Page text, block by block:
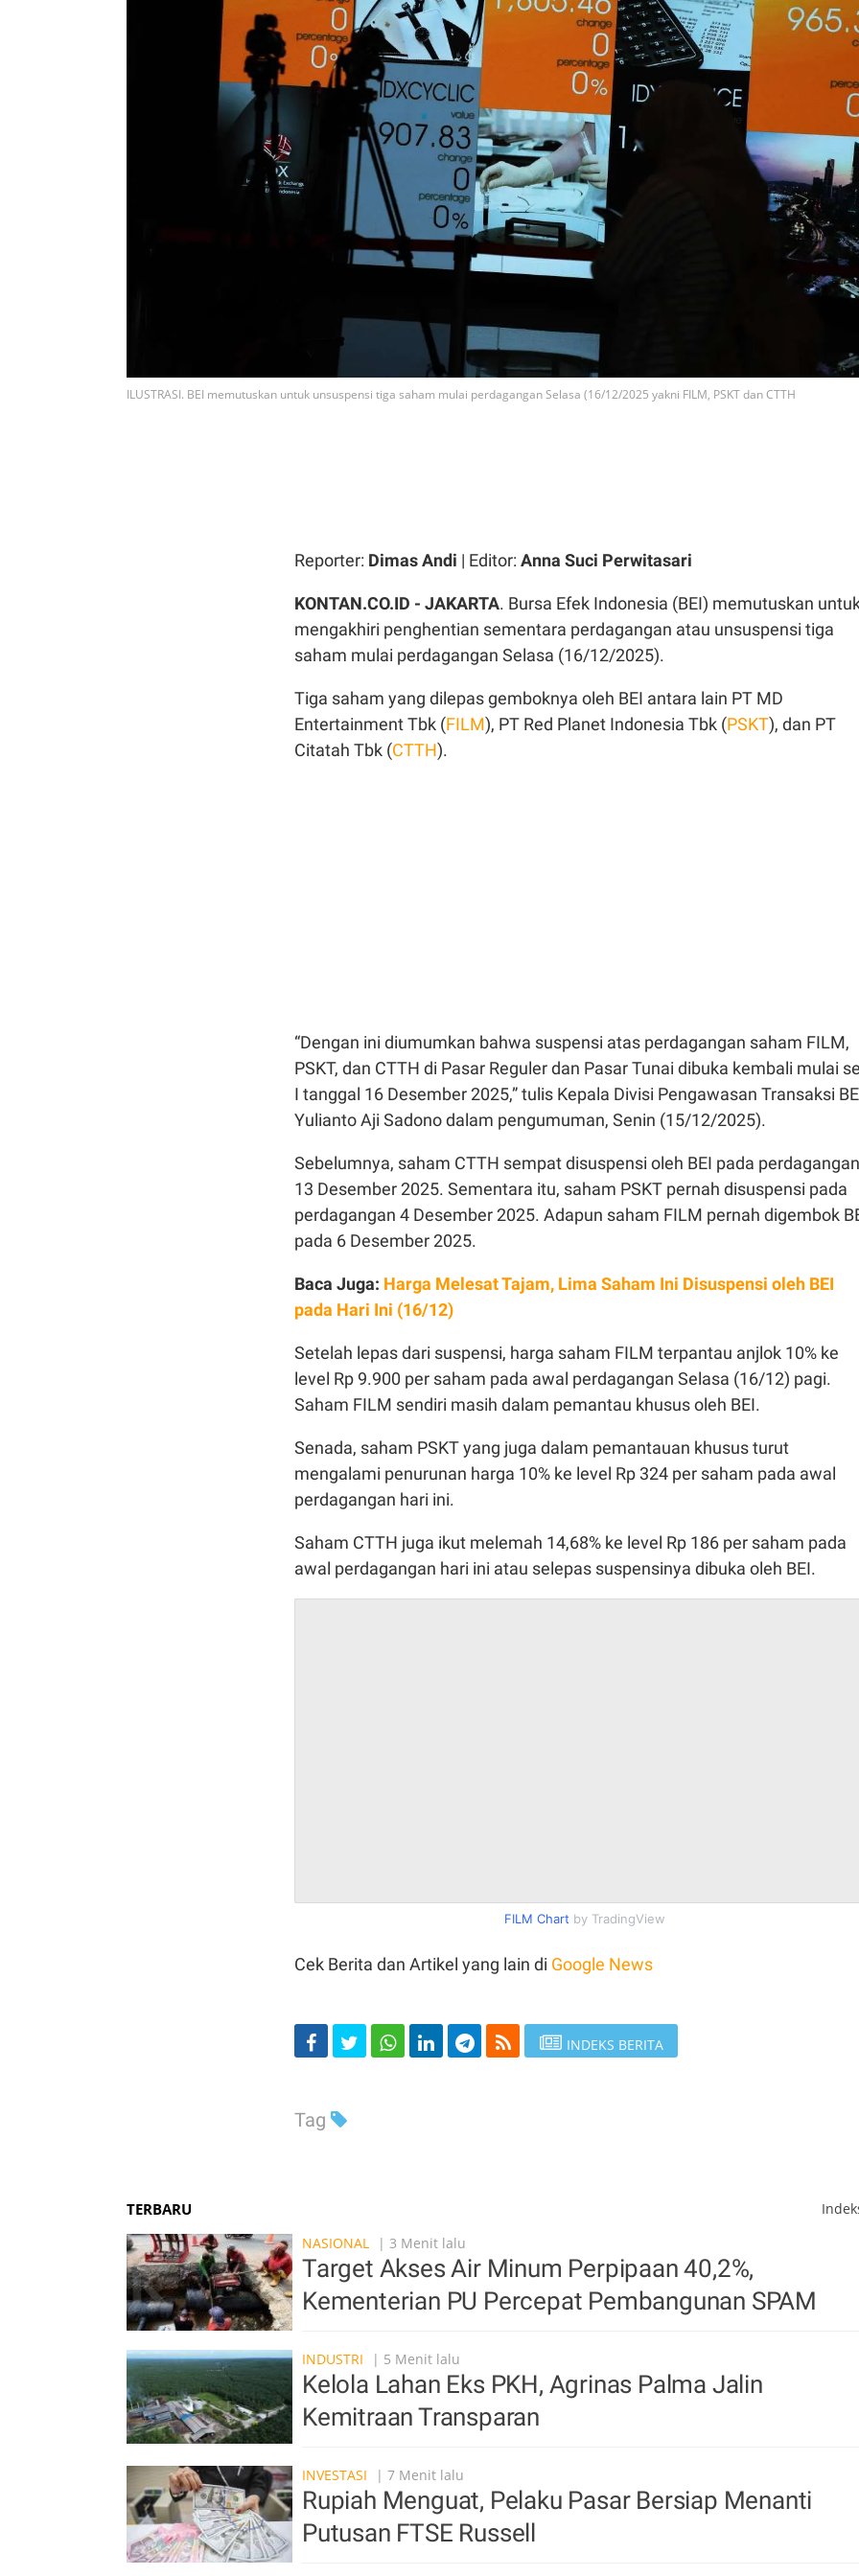
ILUSTRASI. BEI memutuskan untuk unsuspensi tiga saham mulai perdagangan Selasa (16/12/2025 yakni FILM, PSKT dan CTTH
Reporter: Dimas Andi | Editor: Anna Suci Perwitasari
KONTAN.CO.ID - JAKARTA. Bursa Efek Indonesia (BEI) memutuskan
mengakhiri penghentian sementara perdagangan atau unsuspensi tiga
saham mulai perdagangan Selasa (16/12/2025).
Tiga saham yang dilepas gemboknya oleh BEI antara lain PT MD
Entertainment Tbk (FILM), PT Red Planet Indonesia Tbk (PSKT), dan PT
Citatah Tbk (CTTH).
“Dengan ini diumumkan bahwa suspensi atas perdagangan saham FILM,
PSKT, dan CTTH di Pasar Reguler dan Pasar Tunai dibuka kembali mulai
I tanggal 16 Desember 2025,” tulis Kepala Divisi Pengawasan Transaksi
Yulianto Aji Sadono dalam pengumuman, Senin (15/12/2025).
Sebelumnya, saham CTTH sempat disuspensi oleh BEI pada perdagangan
13 Desember 2025. Sementara itu, saham PSKT pernah disuspensi pada
perdagangan 4 Desember 2025. Adapun saham FILM pernah digembok
pada 6 Desember 2025.
Baca Juga: Harga Melesat Tajam, Lima Saham Ini Disuspensi oleh BEI
pada Hari Ini (16/12)
Setelah lepas dari suspensi, harga saham FILM terpantau anjlok 10% ke
level Rp 9.900 per saham pada awal perdagangan Selasa (16/12) pagi.
Saham FILM sendiri masih dalam pemantau khusus oleh BEI.
Senada, saham PSKT yang juga dalam pemantauan khusus turut
mengalami penurunan harga 10% ke level Rp 324 per saham pada awal
perdagangan hari ini.
Saham CTTH juga ikut melemah 14,68% ke level Rp 186 per saham pada
awal perdagangan hari ini atau selepas suspensinya dibuka oleh BEI.
FILM Chart by TradingView
Cek Berita dan Artikel yang lain di Google News
INDEKS BERITA
Tag
TERBARU
NASIONAL
| 3 Menit lalu
Target Akses Air Minum Perpipaan 40,2%,
Kementerian PU Percepat Pembangunan SPAM
INDUSTRI | 5 Menit lalu
Kelola Lahan Eks PKH, Agrinas Palma Jalin
Kemitraan Transparan
INVESTASI | 7 Menit lalu
Rupiah Menguat, Pelaku Pasar Bersiap Menanti
Putusan FTSE Russell